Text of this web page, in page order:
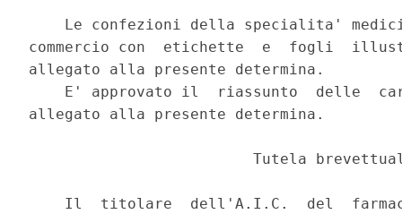
Le confezioni della specialita'
commercio con  etichette  e  fogli
allegato alla presente determina.
E' approvato il  riassunto  delle
allegato alla presente determina.
Tutela
Il  titolare  dell'A.I.C.  del